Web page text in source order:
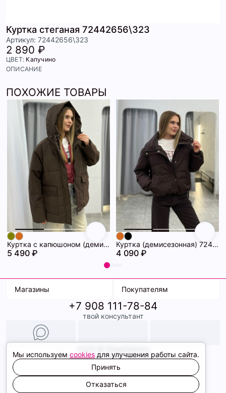
Куртка стеганая 72442656\323
Артикул: 72442656\323
2 890 ₽
ЦВЕТ: Капучино
ОПИСАНИЕ
ПОХОЖИЕ ТОВАРЫ
Куртка с капюшоном (демисезонная) 72462086\1013
5 490 ₽
Куртка (демисезонная) 72462069\1013
4 090 ₽
Магазины
ТК Терминал
ТРК Континент
Покупателям
Доставка
Условия оплаты
Образы
+7 908 111-78-84
твой консультант
Политика конфиденциальности
Соглашение cookie
Сайт создали
Мы используем cookies для улучшения работы сайта.
Принять
Отказаться